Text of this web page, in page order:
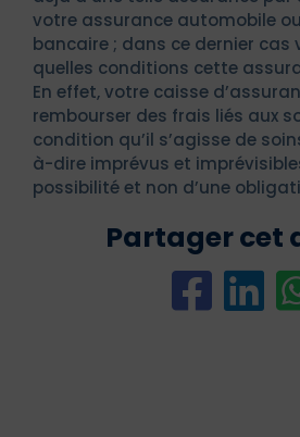
votre assurance automobile
bancaire ; dans ce dernier cas
quelles conditions cette
En effet, votre caisse
rembourser des frais liés aux
condition qu’il s’agisse de
à-dire imprévus et
possibilité et non d’une
Partager cet